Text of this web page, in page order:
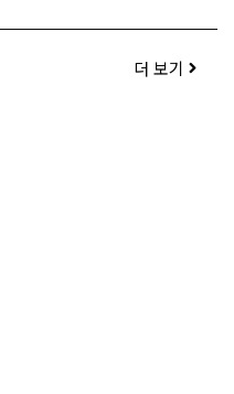
더 보기